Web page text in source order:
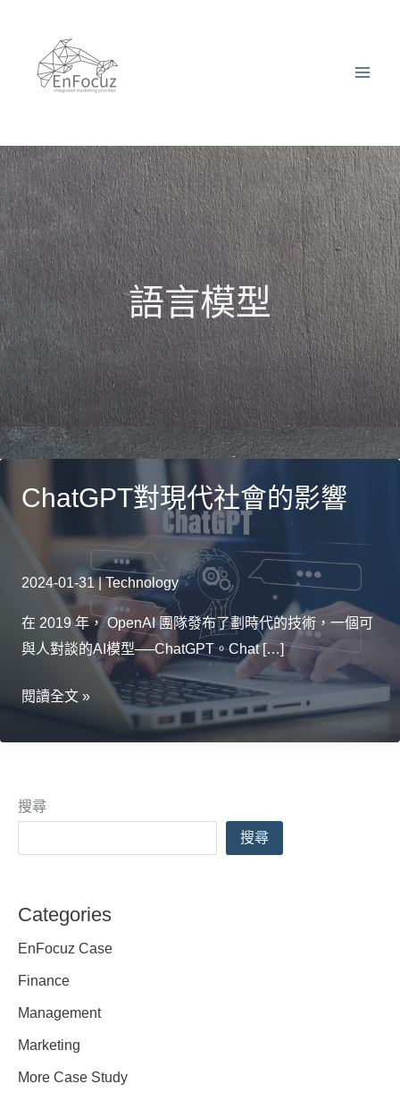
語言模型
ChatGPT對現代社會的影響
2024-01-31|Technology
在 2019 年， OpenAI 團隊發布了劃時代的技術，一個可
與人對談的AI模型──ChatGPT。Chat […]
ChatGPT
現
社
會
的
閱讀全文 »
搜尋
搜尋
Categories
EnFocuz Case
Finance
Management
Marketing
More Case Study